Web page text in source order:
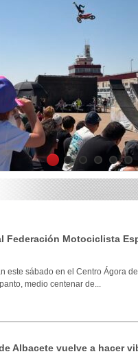
1 2 3 4 5 6
Federación Motociclista
este sábado en el Centro Ágora
medio centenar de...
Albacete vuelve a hacer